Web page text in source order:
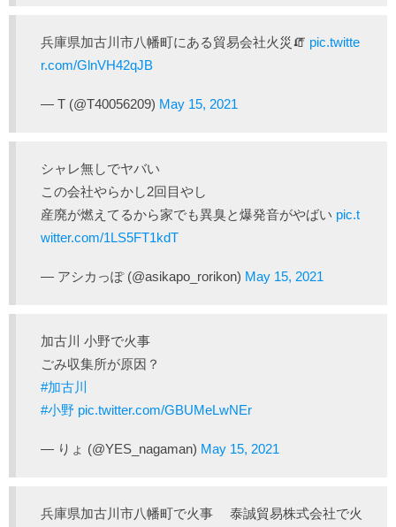
兵庫県加古川市八幡町にある貿易会社火災🧯 pic.twitte
r.com/GlnVH42qJB
— T (@T40056209) May 15, 2021
シャレ無しでヤバい
この会社やらかし2回目やし
産廃が燃えてるから家でも異臭と爆発音がやばい pic.t
witter.com/1LS5FT1kdT
— アシカっぽ (@asikapo_rorikon) May 15, 2021
加古川 小野で火事
ごみ収集所が原因？
#加古川
#小野 pic.twitter.com/GBUMeLwNEr
— りょ (@YES_nagaman) May 15, 2021
兵庫県加古川市八幡町で火事 泰誠貿易株式会社で火